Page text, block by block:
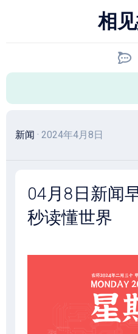
相
新闻 · 2024年4月8日
04月8日新闻
秒读懂世界